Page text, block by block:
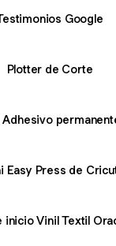
Google
Plotter de Corte
Adhesivo
Easy Press de
inicio Vinil Textil